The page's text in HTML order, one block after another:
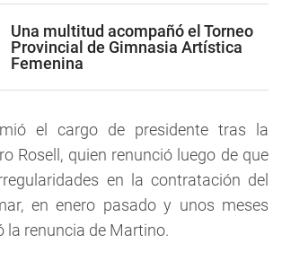
Una multitud acompañó el Torneo
Provincial de Gimnasia Artística
Femenina
el cargo de presidente tras la
Rosell, quien renunció luego de que
en la contratación del
en enero pasado y unos meses
la renuncia de Martino.